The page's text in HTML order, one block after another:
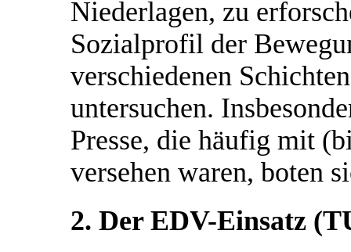
Niederlagen, zu
Sozialprofil der
verschiedenen
untersuchen.
Presse, die häufig mit
versehen waren, boten
2. Der EDV-Einsatz